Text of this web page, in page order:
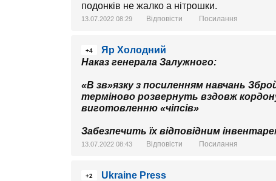
подонків не жалко а нітрошки.
13.07.2022 08:29 Відповісти Посилання
+4
Яр Холодний
Наказ генерала Залужного:
«В зв»язку з посиленням навчань
терміново розвернуть вздовж
виготовленню «чіпсів»
Забезпечить їх відповідним
13.07.2022 08:43 Відповісти Посилання
+2
Ukraine Press